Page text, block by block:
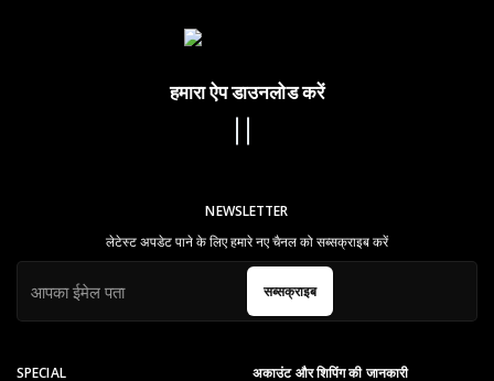
हमारा ऐप डाउनलोड करें
SPECIAL अकाउंट और शिपिंग की जानकारी
NEWSLETTER
लेटेस्ट अपडेट पाने के लिए हमारे नए चैनल को सब्सक्राइब करें
सब्सक्राइब